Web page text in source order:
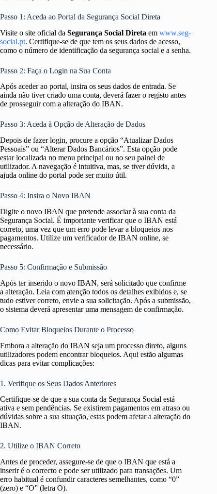
Passo 1: Aceda ao Portal da Segurança Social Direta
Visite o site oficial da Segurança Social Direta em www.seg-
social.pt. Certifique-se de que tem os seus dados de acesso,
como o número de identificação da segurança social e a senha.
Passo 2: Faça o Login na Sua Conta
Após aceder ao portal, insira os seus dados de entrada. Se
ainda não tiver criado uma conta, deverá fazer o registo antes
de prosseguir com a alteração do IBAN.
Passo 3: Aceda à Opção de Alteração de Dados
Depois de fazer login, procure a opção “Atualizar Dados
Pessoais” ou “Alterar Dados Bancários”. Esta opção pode
estar localizada no menu principal ou no seu painel de
utilizador. A navegação é intuitiva, mas, se tiver dúvida, a
ajuda online do portal pode ser muito útil.
Passo 4: Insira o Novo IBAN
Digite o novo IBAN que pretende associar à sua conta da
Segurança Social. É importante verificar que o IBAN está
correto, uma vez que um erro pode levar a bloqueios nos
pagamentos. Utilize um verificador de IBAN online, se
necessário.
Passo 5: Confirmação e Submissão
Após ter inserido o novo IBAN, será solicitado que confirme
a alteração. Leia com atenção todos os detalhes exibidos e, se
tudo estiver correto, envie a sua solicitação. Após a submissão,
o sistema deverá apresentar uma mensagem de confirmação.
Como Evitar Bloqueios Durante o Processo
Embora a alteração do IBAN seja um processo direto, alguns
utilizadores podem encontrar bloqueios. Aqui estão algumas
dicas para evitar complicações:
1. Verifique os Seus Dados Anteriores
Certifique-se de que a sua conta da Segurança Social está
ativa e sem pendências. Se existirem pagamentos em atraso ou
dúvidas sobre a sua situação, estas podem afetar a alteração do
IBAN.
2. Utilize o IBAN Correto
Antes de proceder, assegure-se de que o IBAN que está a
inserir é o correcto e pode ser utilizado para transações. Um
erro habitual é confundir caracteres semelhantes, como “0”
(zero) e “O” (letra O).